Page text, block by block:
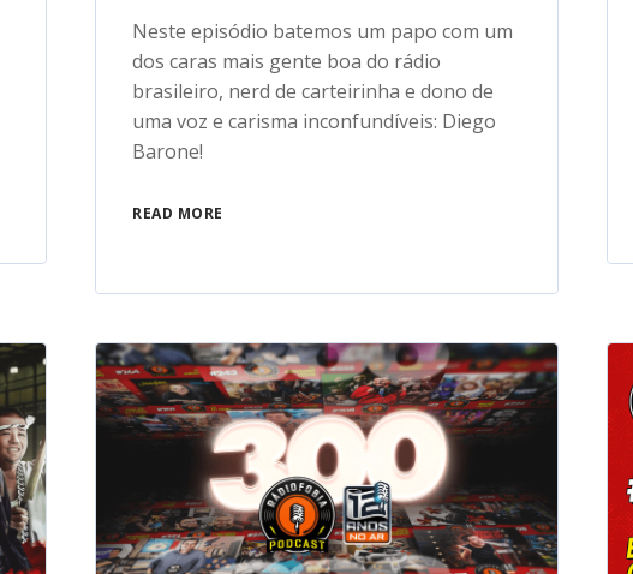
Neste episódio batemos um papo com um
dos caras mais gente boa do rádio
brasileiro, nerd de carteirinha e dono de
uma voz e carisma inconfundíveis: Diego
Barone!
READ MORE